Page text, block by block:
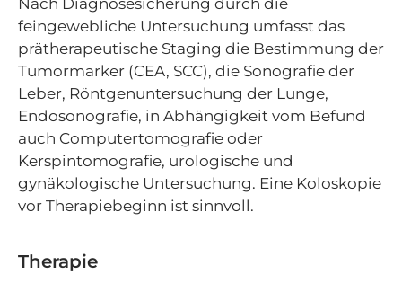
Nach Diagnosesicherung durch die
feingewebliche Untersuchung umfasst das
prätherapeutische Staging die Bestimmung der
Tumormarker (CEA, SCC), die Sonografie der
Leber, Röntgenuntersuchung der Lunge,
Endosonografie, in Abhängigkeit vom Befund
auch Computertomografie oder
Kerspintomografie, urologische und
gynäkologische Untersuchung. Eine Koloskopie
vor Therapiebeginn ist sinnvoll.
Therapie